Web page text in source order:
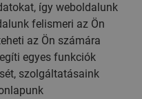
így weboldalunk
felismeri az Ön
az Ön számára
egyes funkciók
szolgáltatásaink